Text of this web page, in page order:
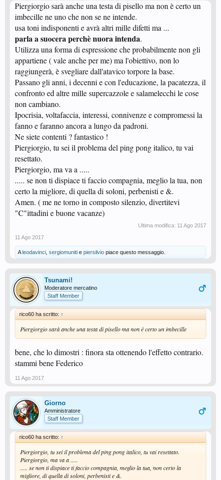
Piergiorgio sarà anche una testa di pisello ma non è certo un
imbecille ne uno che non se ne intende.
usa toni indisponenti e avrà altri mille difetti ma ...
parla a suocera perchè nuora intenda.
Utilizza una forma di espressione che probabilmente non gli
appartiene ( vale anche per me) ma l'obiettivo, non lo
raggiungerà, è svegliare dall'atavico torpore la base.
Passano gli anni, i decenni e con l'educazione, la pacatezza, il
confronto ed altre mille supercazzole e salamelecchi le cose
non cambiano.
Ipocrisia, voltafaccia, interessi, connivenze e compromessi la
fanno e faranno ancora a lungo da padroni.
Ne siete contenti ? fantastico !
Piergiorgio, tu sei il problema del ping pong italico, tu vai
resettato.
Piergiorgio, ma va a .....
..... se non ti dispiace ti faccio compagnia, meglio la tua, non
certo la migliore, di quella di soloni, perbenisti e &.
Amen. ( me ne torno in composto silenzio, divertitevi
"C"ittadini e buone vacanze)
Ultima modifica: 11 Ago 2017
11 Ago 2017
Aleodavinci sergiomuniti e piersilvio piace questo messaggio.
Tsunami!
Moderatore mercatino
Staff Member
rico60 ha scritto: ↑
Piergiorgio sarà anche una testa di pisello ma non è certo un imbecille
bene, che lo dimostri : finora sta ottenendo l'effetto contrario.
stammi bene Federico
11 Ago 2017
Giorno
Amministratore
Staff Member
rico60 ha scritto: ↑
Piergiorgio, tu sei il problema del ping pong italico, tu vai resettato.
Piergiorgio, ma va a .....
..... se non ti dispiace ti faccio compagnia, meglio la tua, non certo la
migliore, di quella di soloni, perbenisti e &.